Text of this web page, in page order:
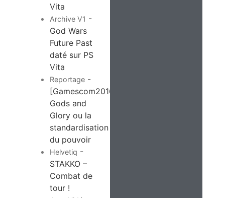
Vita
Archive V1 -
God Wars
Future Past
daté sur PS
Vita
Reportage -
[Gamescom2016]
Gods and
Glory ou la
standardisation
du pouvoir
Helvetiq -
STAKKO –
Combat de
tour !